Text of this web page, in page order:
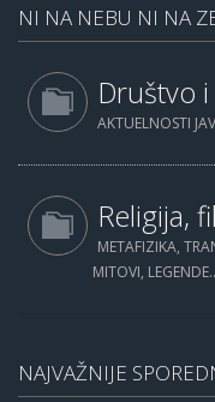
NI NA NEBU NI NA
Društvo
AKTUELNOSTI
Religija,
METAFIZIKA,
MITOVI,
NAJVAŽNIJE